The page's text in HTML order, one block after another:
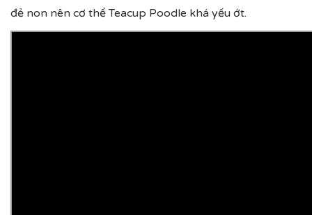
đẻ non nên cơ thể Teacup Poodle khá yếu ớt.